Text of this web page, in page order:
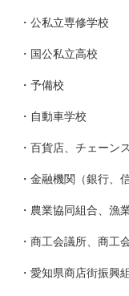
・公私立専修学校
・国公私立高校
・予備校
・自動車学校
・百貨店、チェーン
・金融機関（銀行、
・農業協同組合、漁
・商工会議所、商工
・愛知県商店街振興